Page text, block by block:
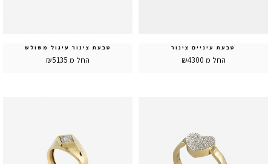
טבעת עיניים צינור
החל מ ₪4300
טבעת צינור עיגול משולש
החל מ ₪5135